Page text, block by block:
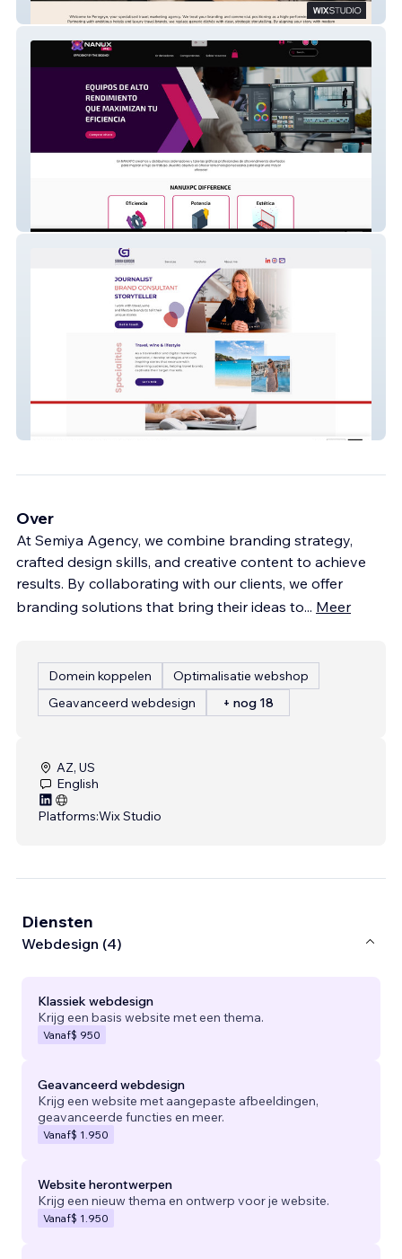
Peregryn Agency
Over
At Semiya Agency, we combine branding strategy,
crafted design skills, and creative content to achieve
results. By collaborating with our clients, we offer
branding solutions that bring their ideas to... Meer
Domein koppelen
Optimalisatie webshop
Geavanceerd webdesign
+ nog 18
AZ, US
English
Platforms:Wix Studio
Diensten
Webdesign (4)
Klassiek webdesign
Krijg een basis website met een thema.
Vanaf$ 950
Geavanceerd webdesign
Krijg een website met aangepaste afbeeldingen,
geavanceerde functies en meer.
Vanaf$ 1.950
Website herontwerpen
Krijg een nieuw thema en ontwerp voor je website.
Vanaf$ 1.950